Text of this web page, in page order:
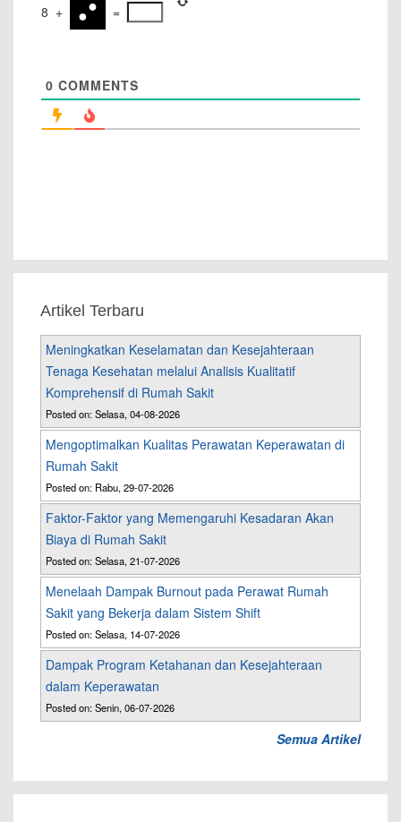
8 + =
0 COMMENTS
Artikel Terbaru
Meningkatkan Keselamatan dan Kesejahteraan
Tenaga Kesehatan melalui Analisis Kualitatif
Komprehensif di Rumah Sakit
Posted on: Selasa, 04-08-2026
Mengoptimalkan Kualitas Perawatan Keperawatan di
Rumah Sakit
Posted on: Rabu, 29-07-2026
Faktor-Faktor yang Memengaruhi Kesadaran Akan
Biaya di Rumah Sakit
Posted on: Selasa, 21-07-2026
Menelaah Dampak Burnout pada Perawat Rumah
Sakit yang Bekerja dalam Sistem Shift
Posted on: Selasa, 14-07-2026
Dampak Program Ketahanan dan Kesejahteraan
dalam Keperawatan
Posted on: Senin, 06-07-2026
Semua Artikel